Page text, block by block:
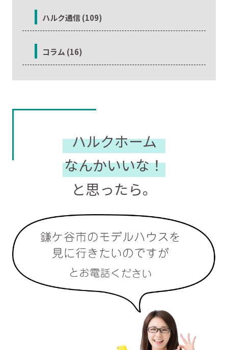
ハルク通信 (109)
コラム (16)
ハルクホーム
なんかいいな！
と思ったら。